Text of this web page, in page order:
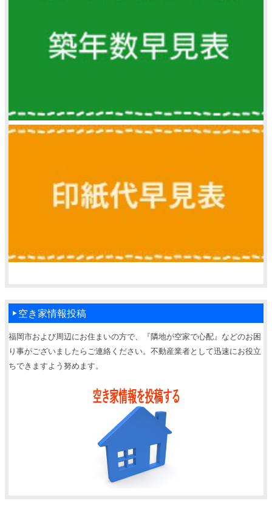
空き家情報投稿
福岡市および周辺にお住まいの方で、『隣地が空家で心配』などのお困
り事がございましたらご連絡ください。不動産業者として迅速にお役立
ちできますよう努めます。